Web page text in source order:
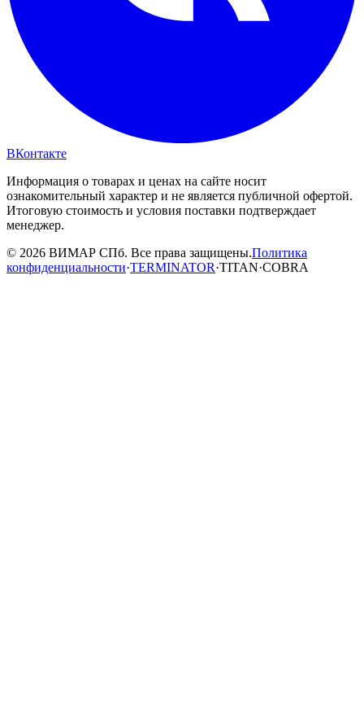
ВКонтакте
Информация о товарах и ценах на сайте носит
ознакомительный характер и не является публичной офертой.
Итоговую стоимость и условия поставки подтверждает
менеджер.
© 2026 ВИМАР СПб. Все права защищены.Политика
конфиденциальности·TERMINATOR·TITAN·COBRA